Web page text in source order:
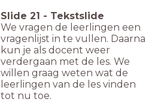
Slide 21 - Tekstslide
We vragen de leerlingen een
vragenlijst in te vullen. Daarna
kun je als docent weer
verdergaan met de les. We
willen graag weten wat de
leerlingen van de les vinden
tot nu toe.